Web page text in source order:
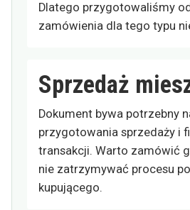
Dlatego przygotowaliśmy
zamówienia dla tego typu
Sprzedaż
Dokument bywa potrzebny
przygotowania sprzedaży i
transakcji. Warto zamówić
nie zatrzymywać procesu
kupującego.